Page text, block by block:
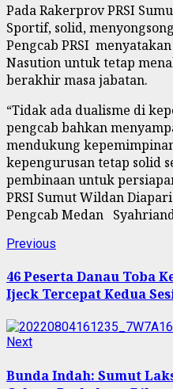
Pada Rakerprov PRSI
Sportif, solid,
Pengcab PRSI
Nasution untuk tetap
berakhir masa jabatan.
“Tidak ada dualisme di
pengcab bahkan
mendukung
kepengurusan tetap solid
pembinaan untuk
PRSI Sumut Wildan
Pengcab Medan
Continue
Reading
Previous
46 Peserta Danau Toba
Ijeck Tercepat Kedua
NextNext
Bunda Indah: Sumut